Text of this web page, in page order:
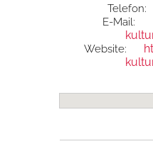
Telefon:
E-Mail:
Website: